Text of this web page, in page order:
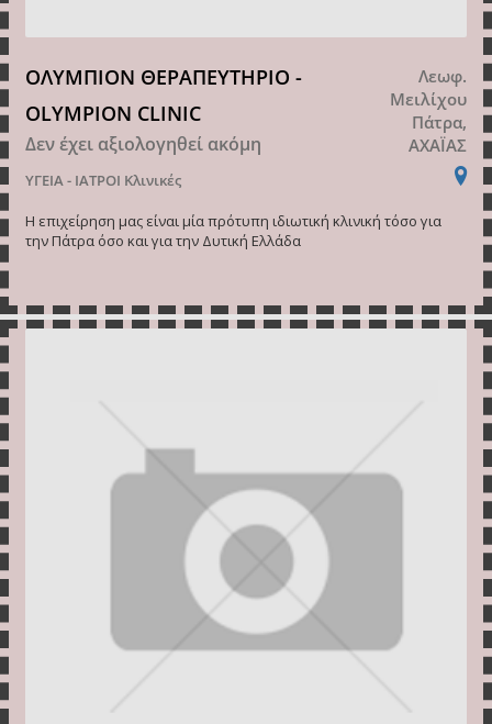
ΟΛΥΜΠΙΟΝ ΘΕΡΑΠΕΥΤΗΡΙΟ -
OLYMPION CLINIC
Δεν έχει αξιολογηθεί ακόμη
ΥΓΕΙΑ - ΙΑΤΡΟΙ Κλινικές
Λεωφ.
Μειλίχου
Πάτρα,
ΑΧΑΪΑΣ
Η επιχείρηση μας είναι μία πρότυπη ιδιωτική κλινική τόσο για
την Πάτρα όσο και για την Δυτική Ελλάδα